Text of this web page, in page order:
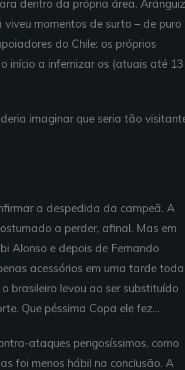
dentro da própria área.
momentos de surto – de puro
do Chile: os próprios
início a infernizar os (atuais até 13
imaginar que seria tão
a despedida da campeã. A
a perder, afinal. Mas em
Alonso e depois de Fernando
acessórios em uma tarde toda
brasileiro levou ao ser substituído
Que péssima Copa ele fez...
ataques perigosíssimos, como
foi menos hábil na conclusão. A